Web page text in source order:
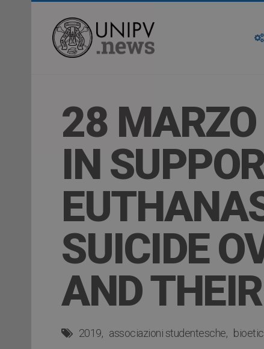
28
IN
SUICIDE
AND
2019 associazioni studentesche